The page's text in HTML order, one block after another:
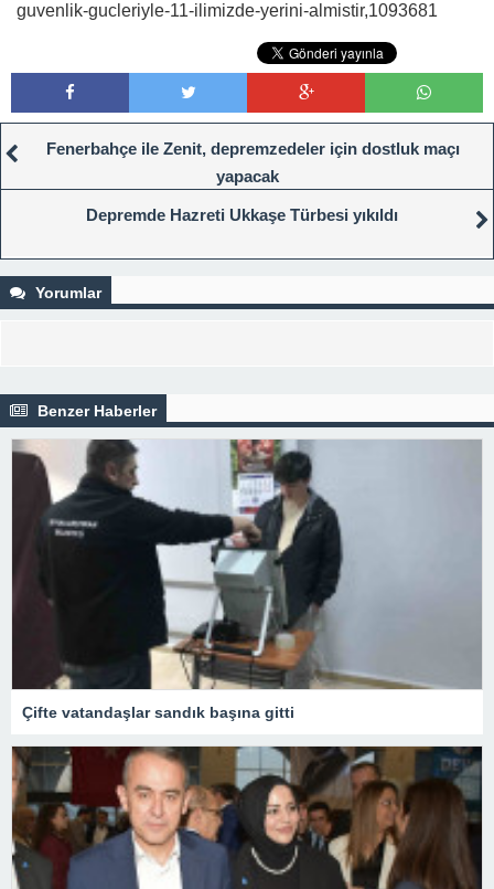
guvenlik-gucleriyle-11-ilimizde-yerini-almistir,1093681
Fenerbahçe ile Zenit, depremzedeler için dostluk maçı
yapacak
Depremde Hazreti Ukkaşe Türbesi yıkıldı
Yorumlar
Benzer Haberler
Çifte vatandaşlar sandık başına gitti